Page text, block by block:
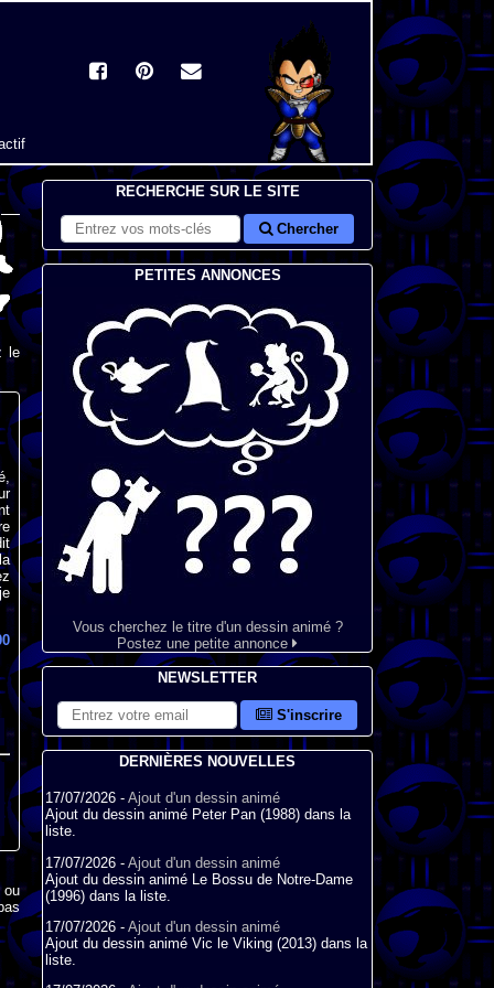
le
ou
RECHERCHE SUR LE SITE
Chercher
PETITES ANNONCES
Vous cherchez le titre d'un dessin animé ?
Postez une petite annonce
NEWSLETTER
S'inscrire
DERNIÈRES NOUVELLES
17/07/2026 - Ajout d'un dessin animé
Ajout du dessin animé Peter Pan (1988) dans la
liste.
17/07/2026 - Ajout d'un dessin animé
Ajout du dessin animé Le Bossu de Notre-Dame
(1996) dans la liste.
17/07/2026 - Ajout d'un dessin animé
Ajout du dessin animé Vic le Viking (2013) dans la
liste.